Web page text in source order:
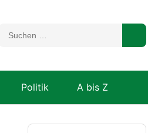
Politik A bis Z